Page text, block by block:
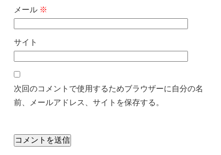
メール ※
サイト
次回のコメントで使用するためブラウザーに自分の名
前、メールアドレス、サイトを保存する。